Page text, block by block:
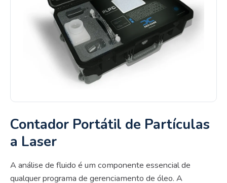
Contador Portátil de Partículas
a Laser
A análise de fluido é um componente essencial de
qualquer programa de gerenciamento de óleo. A